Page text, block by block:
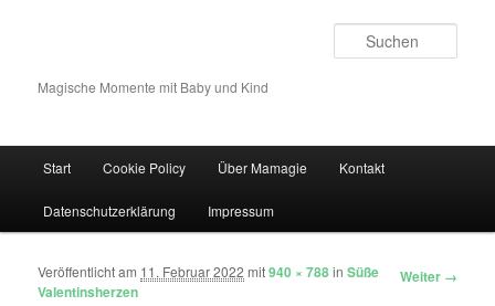
Magische Momente mit Baby und Kind
Zum Inhalt wechseln
Zum sekundären Inhalt wechseln
Start Cookie Policy Über Mamagie Kontakt
Datenschutzerklärung Impressum
Bilder-Navigation Weiter →
Veröffentlicht am 11. Februar 2022 mit940 × 788inSüße
Valentinsherzen